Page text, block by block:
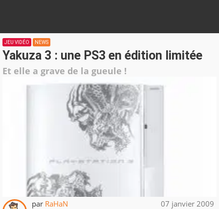
JEU VIDÉO NEWS
Yakuza 3 : une PS3 en édition limitée
Et elle a grave de la gueule !
par RaHaN 07 janvier 2009